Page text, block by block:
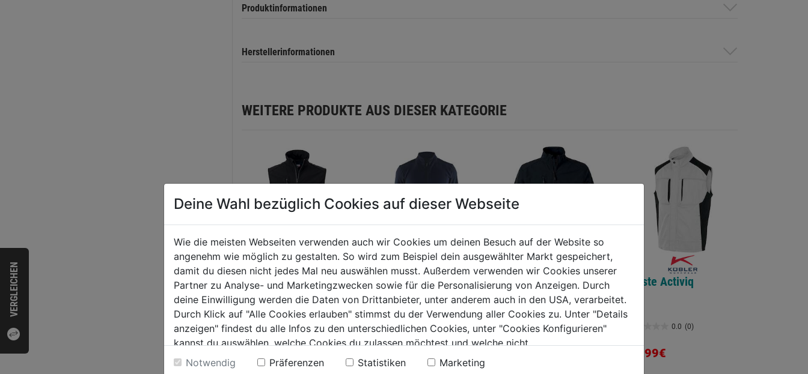
VERGLEICHEN
Produktinformationen
Herstellerinformationen
WEITERE PRODUKTE AUS DIESER KATEGORIE
Softshell Weste
113531
0.0 (0)
0.0
von
Mikrofleece-Jacke
dunkel
marineblau/schwarz
0.0 (0)
0.0
von
5
Softshell Jacke
113529
0.0 (0)
0.0
von
Weste Activiq
0.0 (0)
von84,99€
Deine Wahl bezüglich Cookies auf dieser Webseite
Wie die meisten Webseiten verwenden auch wir Cookies um deinen Besuch auf der Website so
angenehm wie möglich zu gestalten. So wird zum Beispiel dein ausgewählter Markt gespeichert,
damit du diesen nicht jedes Mal neu auswählen musst. Außerdem verwenden wir Cookies unserer
Partner zu Analyse- und Marketingzwecken sowie für die Personalisierung von Anzeigen. Durch
deine Einwilligung werden die Daten von Drittanbieter, unter anderem auch in den USA, verarbeitet.
Durch Klick auf "Alle Cookies erlauben" stimmst du der Verwendung aller Cookies zu. Unter "Details
anzeigen" findest du alle Infos zu den unterschiedlichen Cookies, unter "Cookies Konfigurieren"
kannst du auswählen, welche Cookies du zulassen möchtest und welche nicht.
Weitere Informationen findest du in unserer Datenschutzerklärung
Notwendig Präferenzen Statistiken Marketing